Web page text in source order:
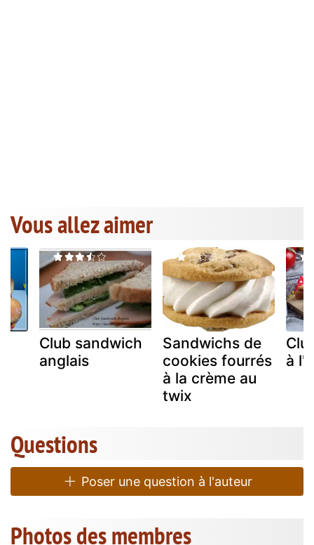
Vous allez aimer
Club sandwich
anglais
Sandwichs de
cookies fourrés
à la crème au
twix
à
Questions
Poser une question à l'auteur
Photos des membres